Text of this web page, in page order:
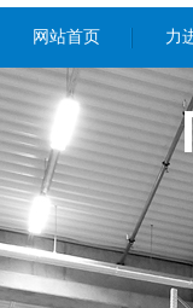
网站首页 力
穿梭式货架
悬臂式货架
角钢货架
密集移动柜
置物架
蘑菇架